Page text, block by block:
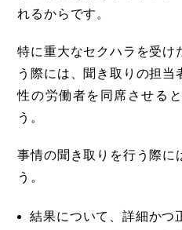
れるからです。
特に重大なセクハラを受け
う際には、聞き取りの担当
性の労働者を同席させる
う。
事情の聞き取りを行う際に
う。
結果について、詳細かつ